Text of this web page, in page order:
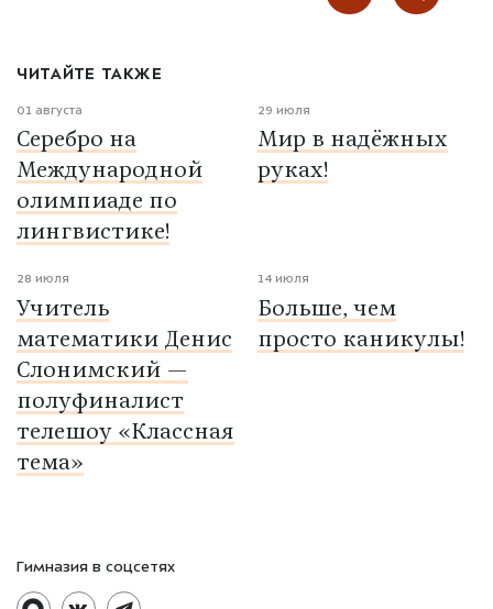
ЧИТАЙТЕ ТАКЖЕ
01 августа
Серебро на
Международной
олимпиаде по
лингвистике!
29 июля
Мир в надёжных
руках!
28 июля
Учитель
математики Денис
Слонимский —
полуфиналист
телешоу «Классная
тема»
14 июля
Больше, чем
просто каникулы!
Гимназия в соцсетях